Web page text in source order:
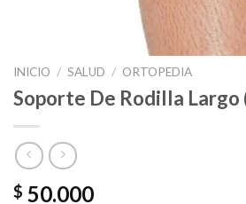
INICIO / SALUD / ORTOPEDIA
Soporte De Rodilla
$ 50.000